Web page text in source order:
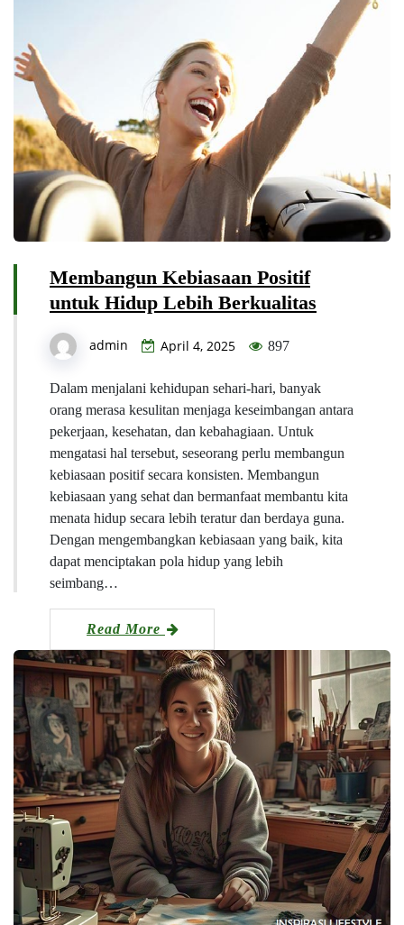
Membangun Kebiasaan Positif
untuk Hidup Lebih Berkualitas
admin April 4, 2025 897
Dalam menjalani kehidupan sehari-hari, banyak
orang merasa kesulitan menjaga keseimbangan antara
pekerjaan, kesehatan, dan kebahagiaan. Untuk
mengatasi hal tersebut, seseorang perlu membangun
kebiasaan positif secara konsisten. Membangun
kebiasaan yang sehat dan bermanfaat membantu kita
menata hidup secara lebih teratur dan berdaya guna.
Dengan mengembangkan kebiasaan yang baik, kita
dapat menciptakan pola hidup yang lebih
seimbang…
Read More